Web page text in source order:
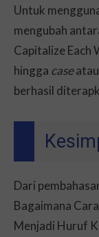
Untuk
mengubah
Capitalize Each
hingga caseatau
berhasil
Dari
Bagaimana
Menjadi Huruf